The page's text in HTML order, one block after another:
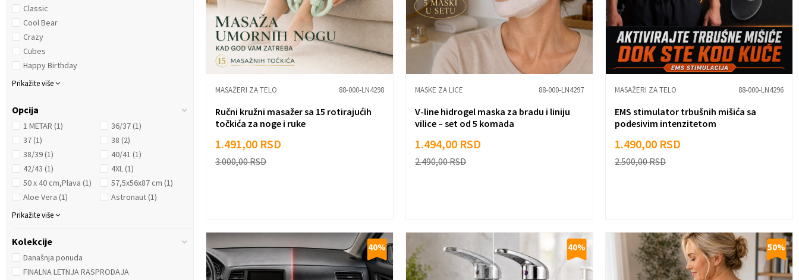
Classic
Cool Bear
Crazy
Cubes
Happy Birthday
Prikažite više
Opcija
1 METAR (1) 36/37 (1)
37 (1) 38 (2)
38/39 (1) 40/41 (1)
42/43 (1) 4XL (1)
50 x 40 cm,Plava (1) 57,5x56x87 cm (1)
Aloe Vera (1) Astronaut (1)
Prikažite više
Kolekcije
Današnja ponuda
FINALNA LETNJA RASPRODAJA
MASAŽERI ZA TELO 88-000-LN4298
Ručni kružni masažer sa 15 rotirajućih
točkića za noge i ruke
1.491,00 RSD
3.000,00RSD
MASKE ZA LICE 88-000-LN4297
V-line hidrogel maska za bradu i liniju
vilice – set od 5 komada
1.494,00 RSD
2.490,00RSD
MASAŽERI ZA TELO 88-000-LN4296
EMS stimulator trbušnih mišića sa
podesivim intenzitetom
1.490,00 RSD
2.500,00RSD
40% 40% 50%